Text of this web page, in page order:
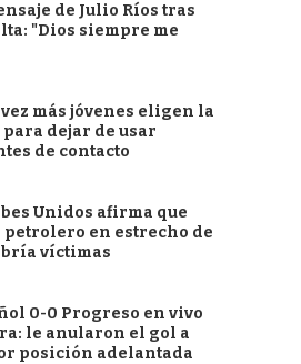
de Julio Ríos tras
"Dios siempre me
más jóvenes eligen la
dejar de usar
de contacto
Unidos afirma que
petrolero en estrecho de
víctimas
0-0 Progreso en vivo
le anularon el gol a
posición adelantada